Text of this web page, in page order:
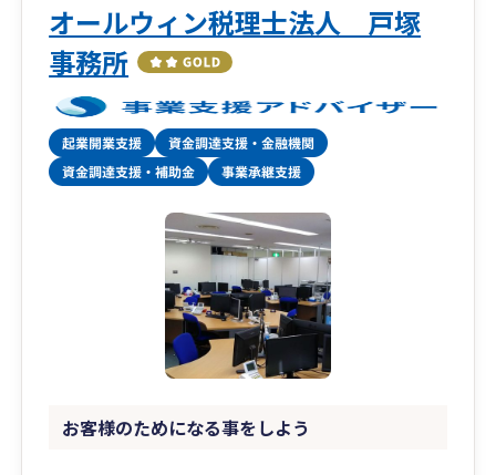
➥弥生会計Nextなどクラウド会計の導入支援から
スタートし、
記帳代行・税務相談・決算申告までシームレス
にサポート。
会計・税務の“見える化”を実現します。
相続・事業承継の専門チームとの連携による出口
➥将来の株価対策や世代交代、相続に向けた設計
まで視野に入れた提案が可能。
出口戦略から次世代への承継までを見据えた支
援体制を構築しています。
■このような方におすすめです
・中小企業の経営者様で、決算書を“融資に強
い”状態にしたい
オールウィン税理士法人 戸塚
事務所
お客様のためになる事をしよう